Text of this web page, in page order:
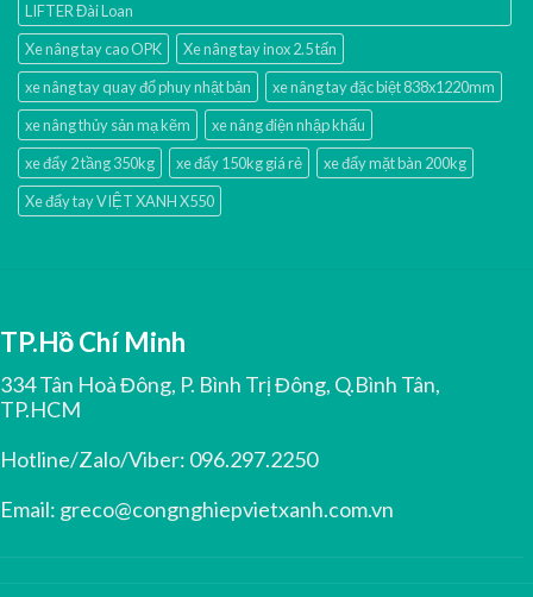
LIFTER Đài Loan
Xe nâng tay cao OPK
Xe nâng tay inox 2.5 tấn
xe nâng tay quay đổ phuy nhật bản
xe nâng tay đặc biệt 838x1220mm
xe nâng thủy sản mạ kẽm
xe nâng điện nhập khấu
xe đẩy 2 tầng 350kg
xe đẩy 150kg giá rẻ
xe đẩy mặt bàn 200kg
Xe đẩy tay VIỆT XANH X550
TP.Hồ Chí Minh
334 Tân Hoà Đông, P. Bình Trị Đông, Q.Bình Tân,
TP.HCM
Hotline/Zalo/Viber: 096.297.2250
Email: greco@congnghiepvietxanh.com.vn